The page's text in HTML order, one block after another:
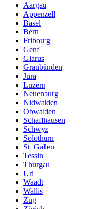
Aargau
Appenzell
Basel
Bern
Fribourg
Genf
Glarus
Graubünden
Jura
Luzern
Neuenburg
Nidwalden
Obwalden
Schaffhausen
Schwyz
Solothurn
St. Gallen
Tessin
Thurgau
Uri
Waadt
Wallis
Zug